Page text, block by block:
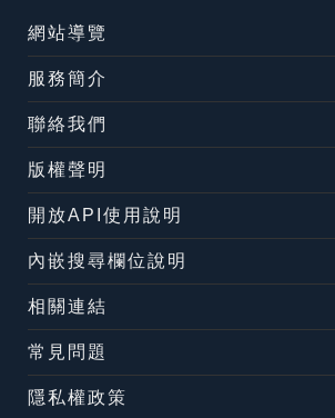
網站導覽
服務簡介
聯絡我們
版權聲明
開放API使用說明
內嵌搜尋欄位說明
相關連結
常見問題
隱私權政策